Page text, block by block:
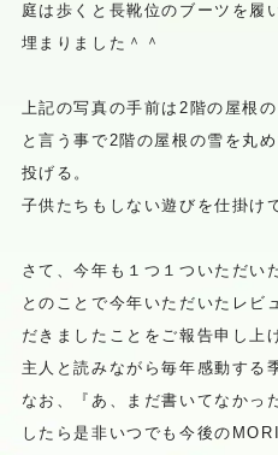
庭は歩くと長靴位のブーツを履
埋まりました＾＾
上記の写真の手前は2階の屋根
と言う事で2階の屋根の雪を丸
投げる。
子供たちもしない遊びを仕掛け
さて、今年も１つ１ついただい
とのことで今年いただいたレビ
だきましたことをご報告申し上
主人と読みながら毎年感動する
なお、『あ、まだ書いてなかっ
したら是非いつでも今後の